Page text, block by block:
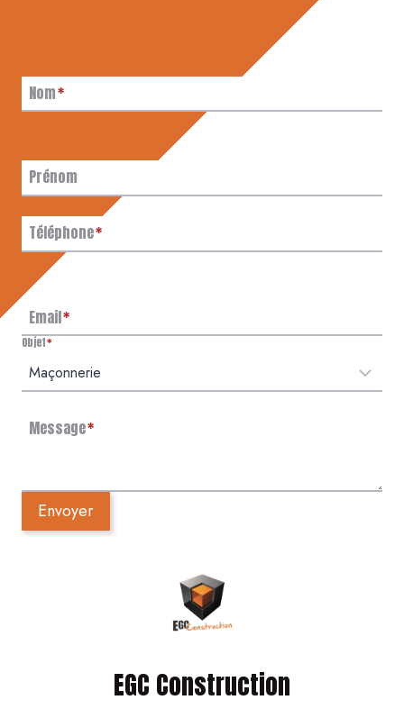
Nom*
Prénom
Téléphone*
Email*
Objet*
Message*
Envoyer
EGC Construction